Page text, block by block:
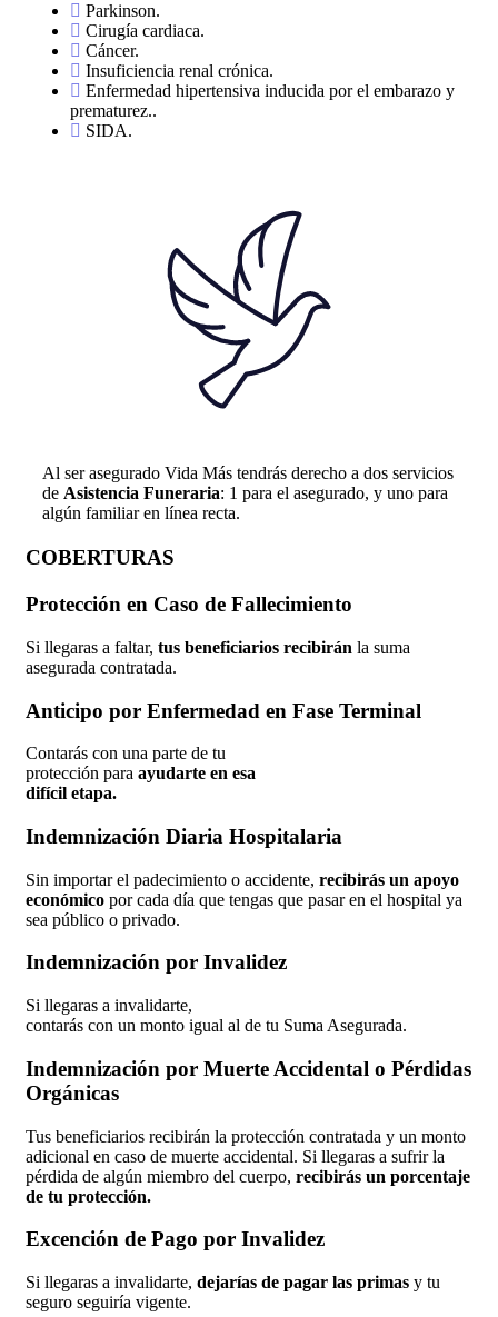
Parkinson.
Cirugía cardiaca.
Cáncer.
Insuficiencia renal crónica.
Enfermedad hipertensiva inducida por el embarazo y
prematurez..
SIDA.
Al ser asegurado Vida Más tendrás derecho a dos servicios
de Asistencia Funeraria: 1 para el asegurado, y uno para
algún familiar en línea recta.
COBERTURAS
Protección en Caso de Fallecimiento
Si llegaras a faltar, tus beneficiarios recibirán la suma
asegurada contratada.
Anticipo por Enfermedad en Fase Terminal
Contarás con una parte de tu
protección para ayudarte en esa
difícil etapa.
Indemnización Diaria Hospitalaria
Sin importar el padecimiento o accidente, recibirás un apoyo
económico por cada día que tengas que pasar en el hospital ya
sea público o privado.
Indemnización por Invalidez
Si llegaras a invalidarte,
contarás con un monto igual al de tu Suma Asegurada.
Indemnización por Muerte Accidental o Pérdidas
Orgánicas
Tus beneficiarios recibirán la protección contratada y un monto
adicional en caso de muerte accidental. Si llegaras a sufrir la
pérdida de algún miembro del cuerpo, recibirás un porcentaje
de tu protección.
Excención de Pago por Invalidez
Si llegaras a invalidarte, dejarías de pagar las primas y tu
seguro seguiría vigente.